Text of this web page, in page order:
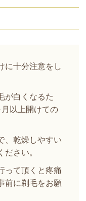
に十分注意をし
が白くなるた
以上開けての
、乾燥しやすい
さい。
って頂くと疼痛
前に剃毛をお願